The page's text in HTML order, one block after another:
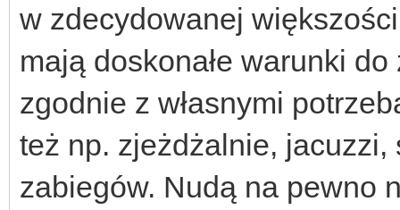
w zdecydowanej
mają doskonałe warunki
zgodnie z własnymi
też np. zjeżdżalnie,
zabiegów. Nudą na pewno